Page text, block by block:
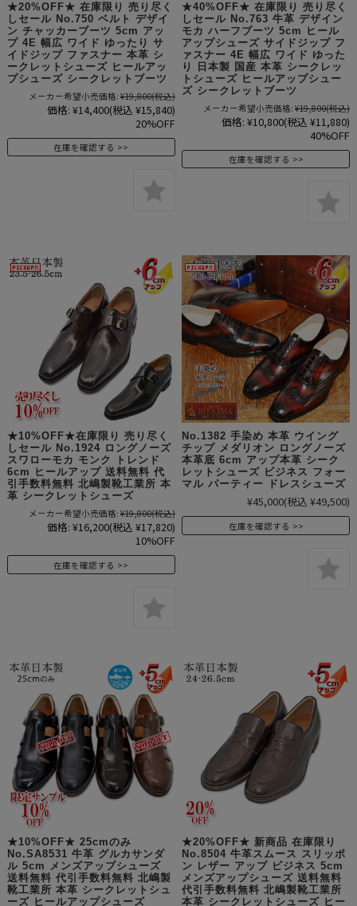
★20%OFF★ 在庫限り 売り尽く
しセール No.750 ベルト デザイ
ン チャッカーブーツ 5cm アッ
プ 4E 幅広 ワイド ゆったり サ
イドジップ ファスナー 本革 シ
ークレットシューズ ヒールアッ
プシューズ シークレットブーツ
メーカー希望小売価格:¥19,800(税込)
価格: ¥14,400(税込 ¥15,840)
20%OFF
在庫を確認する
★40%OFF★ 在庫限り 売り尽く
しセール No.763 牛革 デザイン
モカ ハーフブーツ 5cm ヒール
アップシューズ サイドジップ フ
ァスナー 4E 幅広 ワイド ゆった
り 日本製 国産 本革 シークレッ
トシューズ ヒールアップシュー
ズ シークレットブーツ
メーカー希望小売価格: ¥19,800(税込)
価格: ¥10,800(税込 ¥11,880)
40%OFF
在庫を確認する
★10%OFF★在庫限り 売り尽く
しセール No.1924 ロングノーズ
スワローモカ モンク トレンド
6cm ヒールアップ 送料無料 代
引手数料無料 北嶋製靴工業所 本
革 シークレットシューズ
メーカー希望小売価格:¥19,800(税込)
価格: ¥16,200(税込 ¥17,820)
10%OFF
在庫を確認する
No.1382 手染め 本革 ウイング
チップ メダリオン ロングノーズ
本革底 6cm アップ本革 シーク
レットシューズ ビジネス フォー
マル パーティー ドレスシューズ
¥45,000(税込 ¥49,500)
在庫を確認する
★10%OFF★ 25cmのみ
No.SA8531 牛革 グルカサンダ
ル 5cm メンズアップシューズ
送料無料 代引手数料無料 北嶋製
靴工業所 本革 シークレットシュ
ーズ ヒールアップシューズ
★20%OFF★ 新商品 在庫限り
No.8504 牛革スムース スリッポ
ン レザー アップ ビジネス 5cm
メンズアップシューズ 送料無料
代引手数料無料 北嶋製靴工業所
本革 シークレットシューズ ヒー